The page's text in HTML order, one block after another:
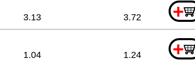
+
3.13 3.72
+
1.04 1.24